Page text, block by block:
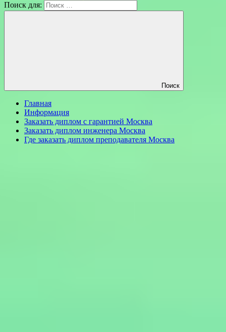
Поиск для:
Поиск
Главная
Информация
Заказать диплом с гарантией Москва
Заказать диплом инженера Москва
Где заказать диплом преподавателя Москва